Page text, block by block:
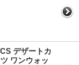
デザートカ
ワンウォッ